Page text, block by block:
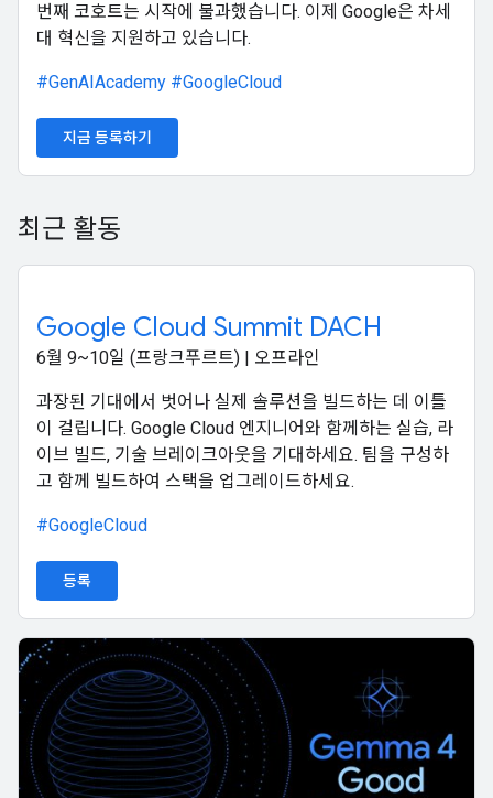
번째 코호트는 시작에 불과했습니다. 이제 Google은 차세
대 혁신을 지원하고 있습니다.
#GenAIAcademy #GoogleCloud
지금 등록하기
최근 활동
Google Cloud Summit DACH
6월 9~10일 (프랑크푸르트) | 오프라인
과장된 기대에서 벗어나 실제 솔루션을 빌드하는 데 이틀
이 걸립니다. Google Cloud 엔지니어와 함께하는 실습, 라
이브 빌드, 기술 브레이크아웃을 기대하세요. 팀을 구성하
고 함께 빌드하여 스택을 업그레이드하세요.
#GoogleCloud
등록